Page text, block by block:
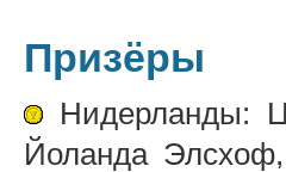
Призёры
Нидерланды:
Йоланда